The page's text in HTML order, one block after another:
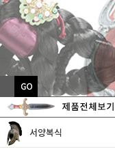
서양복식